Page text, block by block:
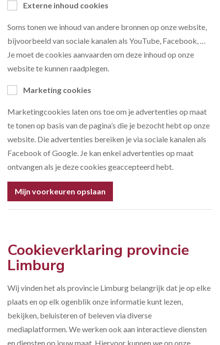
Externe inhoud cookies
Soms tonen we inhoud van andere bronnen op onze website,
bijvoorbeeld van sociale kanalen als YouTube, Facebook, …
Je moet de cookies aanvaarden om deze inhoud op onze
website te kunnen raadplegen.
Marketing cookies
Marketingcookies laten ons toe om je advertenties op maat
te tonen op basis van de pagina’s die je bezocht hebt op onze
website. Die advertenties bereiken je via sociale kanalen als
Facebook of Google. Je kan enkel advertenties op maat
ontvangen als je deze cookies geaccepteerd hebt.
Mijn voorkeuren opslaan
Cookieverklaring provincie
Limburg
Wij vinden het als provincie Limburg belangrijk dat je op elke
plaats en op elk ogenblik onze informatie kunt lezen,
bekijken, beluisteren of beleven via diverse
mediaplatformen. We werken ook aan interactieve diensten
en diensten op jouw maat. Hiervoor kunnen we op onze